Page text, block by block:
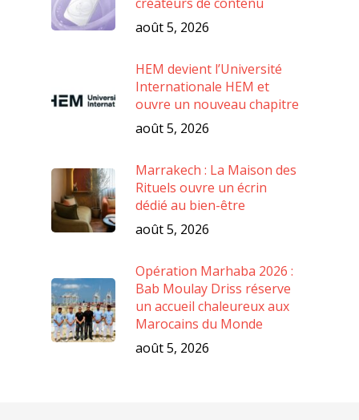
août 5, 2026
HEM devient l’Université
Internationale HEM et
ouvre un nouveau chapitre
août 5, 2026
Marrakech : La Maison des
Rituels ouvre un écrin
dédié au bien-être
août 5, 2026
Opération Marhaba 2026 :
Bab Moulay Driss réserve
un accueil chaleureux aux
Marocains du Monde
août 5, 2026